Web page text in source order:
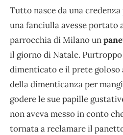
Tutto nasce da una
una fanciulla avesse portato
parrocchia di Milano un
il giorno di Natale. Purtroppo
dimenticato e il prete
della dimenticanza per
godere le sue papille
non aveva messo in conto
tornata a reclamare il